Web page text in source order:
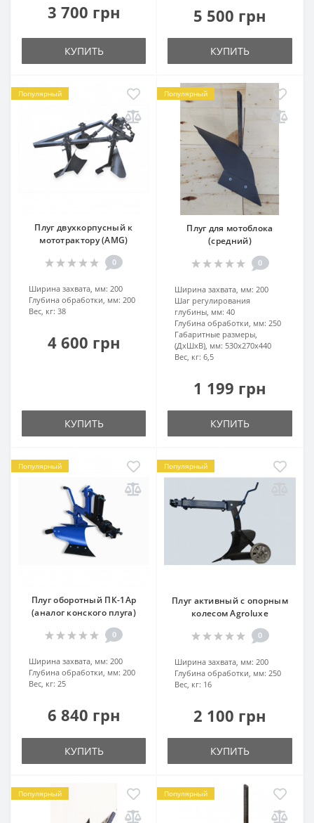
3 700 грн
КУПИТЬ
5 500 грн
КУПИТЬ
Популярный
Плуг двухкорпусный к
мототрактору (AMG)
0
Ширина захвата, мм: 200
Глубина обработки, мм: 200
Вес, кг: 38
4 600 грн
КУПИТЬ
Популярный
Плуг для мотоблока
(средний)
0
Ширина захвата, мм: 200
Шаг регулирования
глубины, мм: 40
Глубина обработки, мм: 250
Габаритные размеры,
(ДхШхВ), мм: 530х270х440
Вес, кг: 6,5
1 199 грн
КУПИТЬ
Популярный
Плуг оборотный ПК-1Ар
(аналог конского плуга)
0
Ширина захвата, мм: 200
Глубина обработки, мм: 200
Вес, кг: 25
6 840 грн
КУПИТЬ
Популярный
Плуг активный с опорным
колесом Agroluxe
0
Ширина захвата, мм: 200
Глубина обработки, мм: 250
Вес, кг: 16
2 100 грн
КУПИТЬ
Популярный Популярный